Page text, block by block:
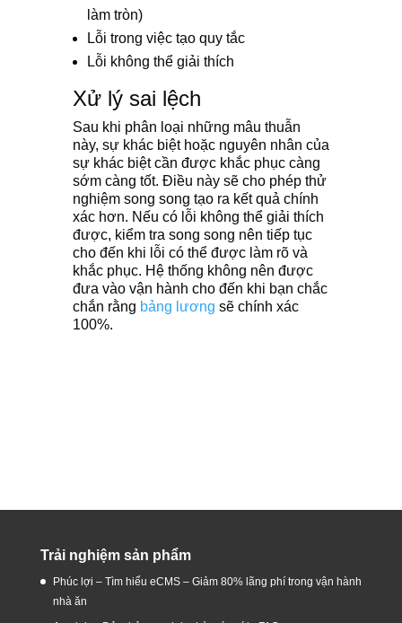
làm tròn)
Lỗi trong việc tạo quy tắc
Lỗi không thể giải thích
Xử lý sai lệch
Sau khi phân loại những mâu thuẫn
này, sự khác biệt hoặc nguyên nhân của
sự khác biệt cần được khắc phục càng
sớm càng tốt. Điều này sẽ cho phép thử
nghiệm song song tạo ra kết quả chính
xác hơn. Nếu có lỗi không thể giải thích
được, kiểm tra song song nên tiếp tục
cho đến khi lỗi có thể được làm rõ và
khắc phục. Hệ thống không nên được
đưa vào vận hành cho đến khi bạn chắc
chắn rằng bảng lương sẽ chính xác
100%.
Trải nghiệm sản phẩm
Phúc lợi – Tìm hiểu eCMS – Giảm 80% lãng phí trong vận hành
nhà ăn